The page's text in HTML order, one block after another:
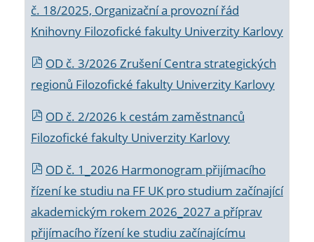
č. 18/2025, Organizační a provozní řád
Knihovny Filozofické fakulty Univerzity Karlovy
OD č. 3/2026 Zrušení Centra strategických
regionů Filozofické fakulty Univerzity Karlovy
OD č. 2/2026 k cestám zaměstnanců
Filozofické fakulty Univerzity Karlovy
OD č. 1_2026 Harmonogram přijímacího
řízení ke studiu na FF UK pro studium začínající
akademickým rokem 2026_2027 a příprav
přijímacího řízení ke studiu začínajícímu